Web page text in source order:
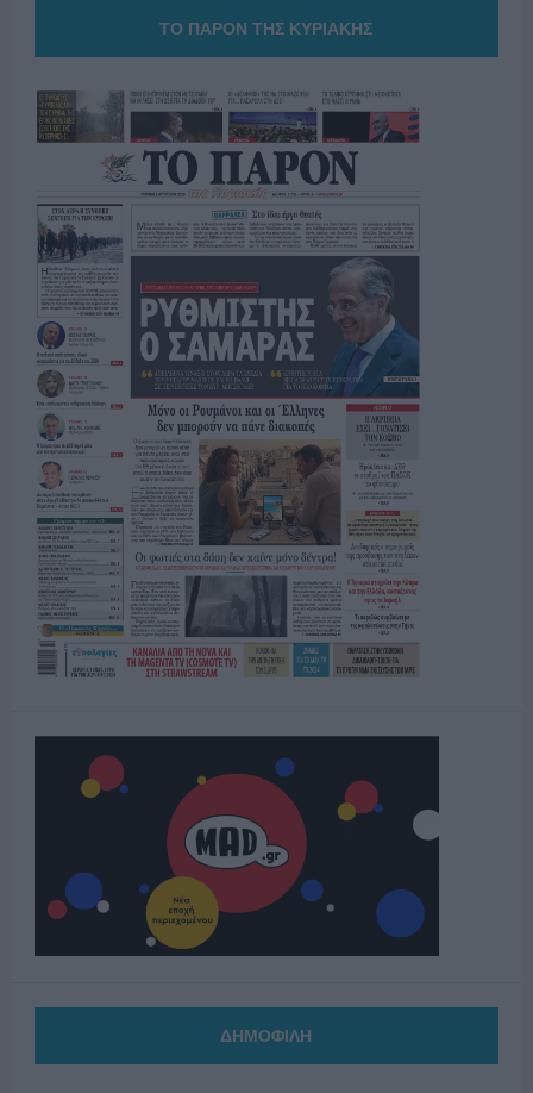
ΤΟ ΠΑΡΟΝ ΤΗΣ ΚΥΡΙΑΚΗΣ
ΔΗΜΟΦΙΛΗ